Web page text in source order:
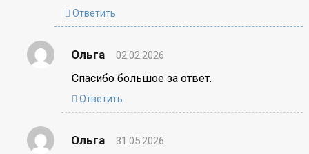
Ответить
Ольга 02.02.2026
Спасибо большое за ответ.
Ответить
Ольга 31.05.2026